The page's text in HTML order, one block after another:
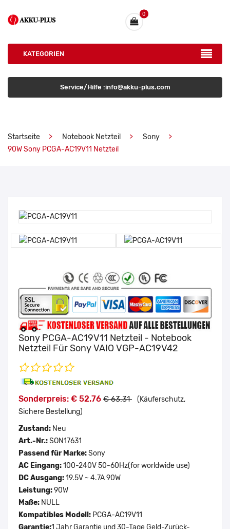
0
KATEGORIEN
Service/Hilfe :info@akku-plus.com
Startseite Notebook Netzteil
Sony
90W Sony PCGA-AC19V11 Netzteil
Sony PCGA-AC19V11 Netzteil - Notebook
Netzteil Für Sony VAIO VGP-AC19V42
Sonderpreis: € 52.76 € 63.31 (Käuferschutz,
Sichere Bestellung)
Zustand: Neu
Art.-Nr.:SON17631
Passend für Marke:Sony
AC Eingang:100-240V 50-60Hz(for worldwide use)
DC Ausgang:19.5V ~ 4.7A 90W
Leistung:90W
Maße: NULL
Kompatibles Modell: PCGA-AC19V11
Garantie:1 Jahr Garantie und 30-Tage Geld-Zurück-